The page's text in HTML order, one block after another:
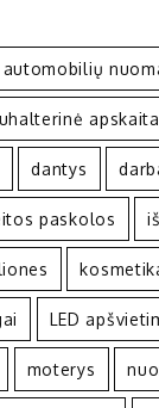
automobilių
apskaita
dantys
paskolos
LED
moterys